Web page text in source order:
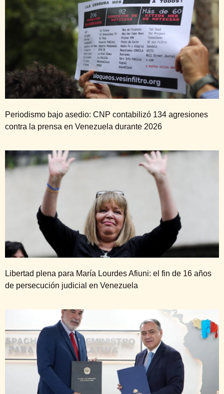
Periodismo bajo asedio: CNP contabilizó 134 agresiones
contra la prensa en Venezuela durante 2026
Libertad plena para María Lourdes Afiuni: el fin de 16 años
de persecución judicial en Venezuela